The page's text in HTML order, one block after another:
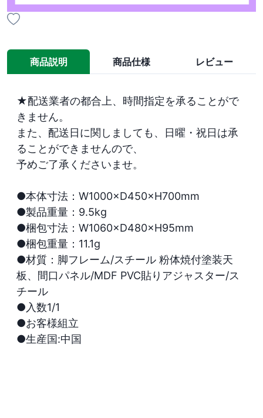
商品説明 商品仕様 レビュー
★配送業者の都合上、時間指定を承ることがで
きません。
また、配送日に関しましても、日曜・祝日は承
ることができませんので、
予めご了承くださいませ。
●本体寸法：W1000×D450×H700mm
●製品重量：9.5kg
●梱包寸法：W1060×D480×H95mm
●梱包重量：11.1g
●材質：脚フレーム/スチール 粉体焼付塗装天
板、間口パネル/MDF PVC貼りアジャスター/ス
チール
●入数1/1
●お客様組立
●生産国:中国